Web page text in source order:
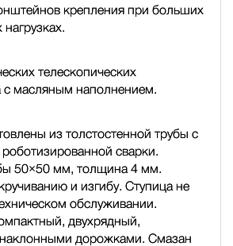
крепления при больших
телескопических
с масляным наполнением.
из толстостенной трубы с
сварки.
50×50 мм, толщина 4 мм.
и изгибу. Ступица не
обслуживании.
двухрядный,
дорожками. Смазан